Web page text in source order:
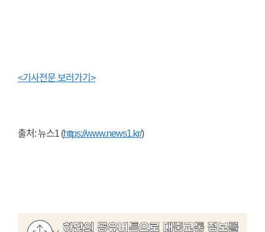
<기사전문 보러가기>
출처: 뉴스1 (https://www.news1.kr/)